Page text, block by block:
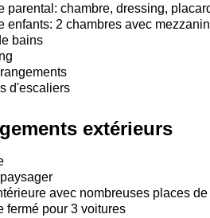
parental: chambre, dressing,
enfants: 2 chambres avec
bains
d'escaliers
extérieurs
avec nombreuses places
fermé pour 3 voitures